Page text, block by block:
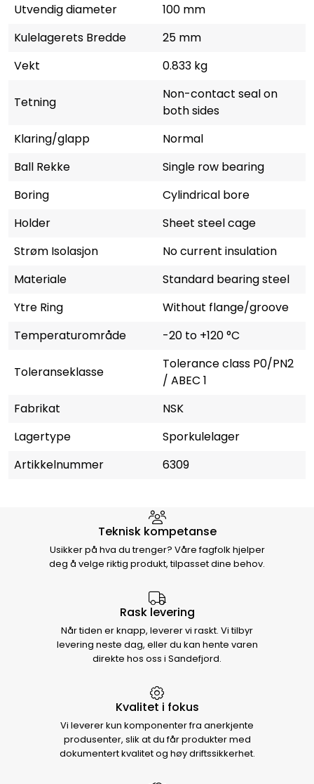
Utvendig diameter
100 mm
Kulelagerets Bredde
25 mm
Vekt
0.833 kg
Tetning
Non-contact seal on
both sides
Klaring/glapp
Normal
Ball Rekke
Single row bearing
Boring
Cylindrical bore
Holder
Sheet steel cage
Strøm Isolasjon
No current insulation
Materiale
Standard bearing steel
Ytre Ring
Without flange/groove
Temperaturområde
-20 to +120 °C
Toleranseklasse
Tolerance class P0/PN2
/ ABEC 1
Fabrikat
NSK
Lagertype
Sporkulelager
Artikkelnummer
6309
Hvorfor velge Storm Halvorsen
Teknisk kompetanse
Usikker på hva du trenger? Våre fagfolk hjelper
deg å velge riktig produkt, tilpasset dine behov.
Rask levering
Når tiden er knapp, leverer vi raskt. Vi tilbyr
levering neste dag, eller du kan hente varen
direkte hos oss i Sandefjord.
Kvalitet i fokus
Vi leverer kun komponenter fra anerkjente
produsenter, slik at du får produkter med
dokumentert kvalitet og høy driftssikkerhet.